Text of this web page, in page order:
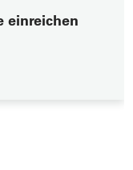
einreichen